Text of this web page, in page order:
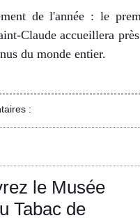
de l'année : le
Claude accueillera
du monde entier.
:
le Musée
Tabac de